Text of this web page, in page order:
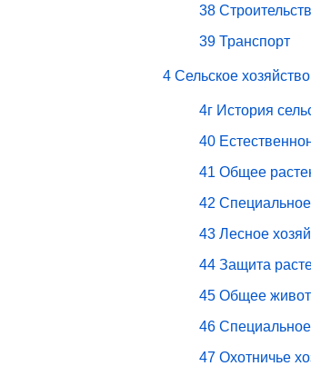
38
39 Транспорт
4 Сельское хозяйство
4г История
40
41 Общее
42 Специальное
43 Лесное
44 Защита
45 Общее
46
47 Охотничье